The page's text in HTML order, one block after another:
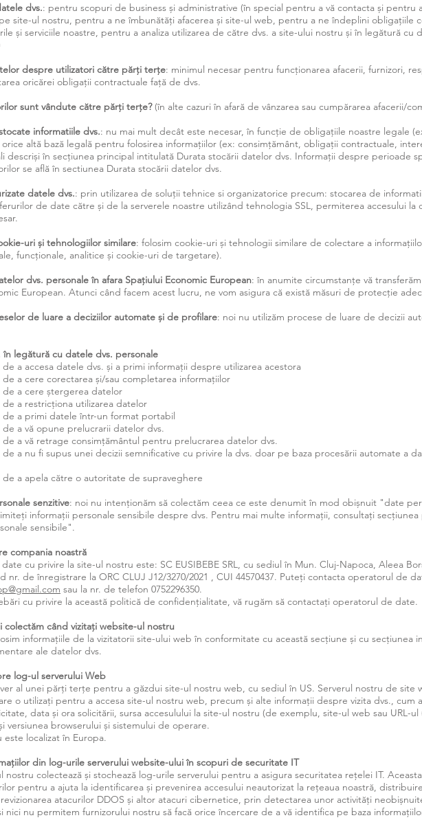
dvs.: pentru scopuri de business și administrative (în special pentru a vă contacta și pentru
site-ul nostru, pentru a ne îmbunătăți afacerea și site-ul web, pentru a ne îndeplini obligațiile
și serviciile noastre, pentru a analiza utilizarea de către dvs. a site-ului nostru și în legătură cu
despre utilizatori către părți terțe: minimul necesar pentru funcționarea afacerii, furnizori,
oricărei obligații contractuale față de dvs.
sunt vândute către părți terțe?(în alte cazuri în afară de vânzarea sau cumpărarea afacerii/
informatiile dvs.: nu mai mult decât este necesar, în funcție de obligațiile noastre legale
altă bază legală pentru folosirea informațiilor (ex: consimțământ, obligații contractuale,
descriși în secțiunea principal intitulată Durata stocării datelor dvs. Informații despre perioade
se află în sectiunea Durata stocării datelor dvs.
datele dvs.: prin utilizarea de soluții tehnice si organizatorice precum: stocarea de
de date către și de la serverele noastre utilizând tehnologia SSL, permiterea accesului la
uri și tehnologiilor similare: folosim cookie-uri și tehnologii similare de colectare a
funcționale, analitice și cookie-uri de targetare).
dvs. personale în afara Spațiului Economic European: în anumite circumstanțe vă
European. Atunci când facem acest lucru, ne vom asigura că există măsuri de protecție
de luare a deciziilor automate și de profilare: noi nu utilizăm procese de luare de decizii
legătură cu datele dvs. personale
a accesa datele dvs. și a primi informații despre utilizarea acestora
a cere corectarea și/sau completarea informațiilor
a cere ștergerea datelor
a restricționa utilizarea datelor
a primi datele într-un format portabil
a vă opune prelucrarii datelor dvs.
a vă retrage consimțământul pentru prelucrarea datelor dvs.
a nu fi supus unei decizii semnificative cu privire la dvs. doar pe baza procesării automate a
a apela către o autoritate de supraveghere
senzitive: noi nu intenționăm să colectăm ceea ce este denumit în mod obișnuit "date
informații personale sensibile despre dvs. Pentru mai multe informații, consultați
sensibile".
compania noastră
cu privire la site-ul nostru este: SC EUSIBEBE SRL, cu sediul în Mun. Cluj-Napoca, Aleea
nr. de înregistrare la ORC CLUJ J12/3270/2021 , CUI 44570437. Puteți contacta operatorul de
sau la nr. de telefon 0752296350.
cu privire la această politică de confidențialitate, vă rugăm să contactați operatorul de date.
colectăm când vizitați website-ul nostru
informațiile de la vizitatorii site-ului web în conformitate cu această secțiune și cu secțiunea
ale datelor dvs.
log-ul serverului Web
al unei părți terțe pentru a găzdui site-ul nostru web, cu sediul în US. Serverul nostru de site
o utilizați pentru a accesa site-ul nostru web, precum și alte informații despre vizita dvs., cum
data și ora solicitării, sursa accesulului la site-ul nostru (de exemplu, site-ul web sau URL-
versiunea browserului și sistemului de operare.
este localizat în Europa.
din log-urile serverului website-ului în scopuri de securitate IT
nostru colectează și stochează log-urile serverului pentru a asigura securitatea rețelei IT.
pentru a ajuta la identificarea și prevenirea accesului neautorizat la rețeaua noastră,
atacurilor DDOS și altor atacuri cibernetice, prin detectarea unor activități
nici nu permitem furnizorului nostru să facă orice încercare de a vă identifica pe baza